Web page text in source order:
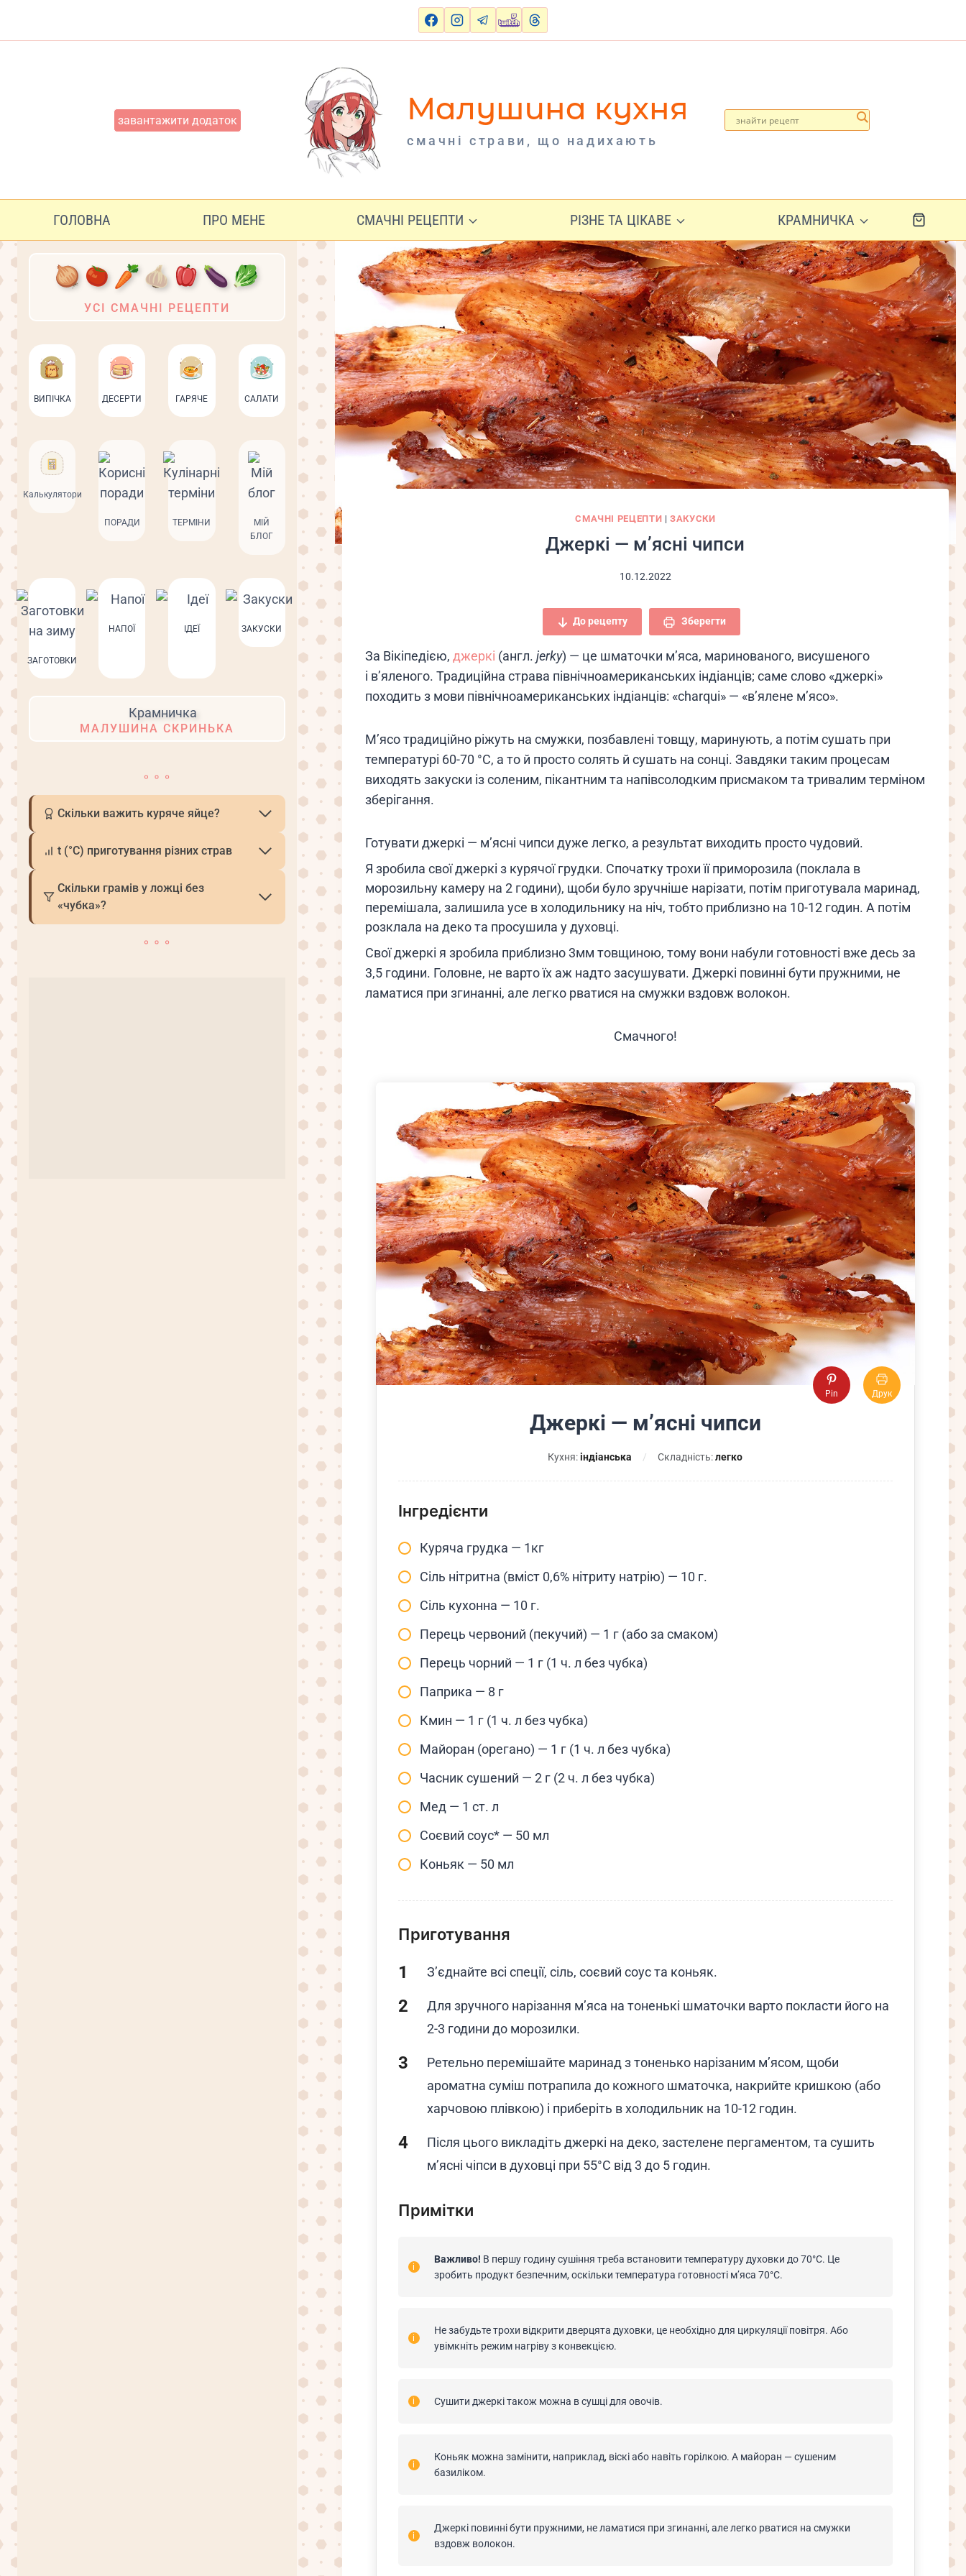
завантажити додаток Малушина кухня
cмачні страви, що надихають
ГОЛОВНА ПРО МЕНЕ СМАЧНІ РЕЦЕПТИ РІЗНЕ ТА ЦІКАВЕ КРАМНИЧКА
СМАЧНІ РЕЦЕПТИ |ЗАКУСКИ
Джеркі — м’ясні чипси
10.12.2022
До рецепту Зберегти
За Вікіпедією, джеркі (англ. jerky) — це шматочки м’яса, маринованого, висушеного
і в’яленого. Традиційна страва північноамериканських індіанців; саме слово «джеркі»
походить з мови північноамериканських індіанців: «charqui» — «в’ялене м’ясо».
М’ясо традиційно ріжуть на смужки, позбавлені товщу, маринують, а потім сушать при
температурі 60-70 °C, а то й просто солять й сушать на сонці. Завдяки таким процесам
виходять закуски із соленим, пікантним та напівсолодким присмаком та тривалим терміном
зберігання.
Готувати джеркі — м’ясні чипси дуже легко, а результат виходить просто чудовий.
Я зробила свої джеркі з курячої грудки. Спочатку трохи її приморозила (поклала в
морозильну камеру на 2 години), щоби було зручніше нарізати, потім приготувала маринад,
перемішала, залишила усе в холодильнику на ніч, тобто приблизно на 10-12 годин. А потім
розклала на деко та просушила у духовці.
Свої джеркі я зробила приблизно 3мм товщиною, тому вони набули готовності вже десь за
3,5 години. Головне, не варто їх аж надто засушувати. Джеркі повинні бути пружними, не
ламатися при згинанні, але легко рватися на смужки вздовж волокон.
Смачного!
Pin Друк
Джеркі — м’ясні чипси
Кухня:індіанська Складність:легко
Інгредієнти
Куряча грудка — 1кг
Сіль нітритна (вміст 0,6% нітриту натрію) — 10 г.
Сіль кухонна — 10 г.
Перець червоний (пекучий) — 1 г (або за смаком)
Перець чорний — 1 г (1 ч. л без чубка)
Паприка — 8 г
Кмин — 1 г (1 ч. л без чубка)
Майоран (орегано) — 1 г (1 ч. л без чубка)
Часник сушений — 2 г (2 ч. л без чубка)
Мед — 1 ст. л
Соєвий соус* — 50 мл
Коньяк — 50 мл
Приготування
З’єднайте всі спеції, сіль, соєвий соус та коньяк.
Для зручного нарізання м’яса на тоненькі шматочки варто покласти його на
2-3 години до морозилки.
Ретельно перемішайте маринад з тоненько нарізаним м’ясом, щоби
ароматна суміш потрапила до кожного шматочка, накрийте кришкою (або
харчовою плівкою) і приберіть в холодильник на 10-12 годин.
Після цього викладіть джеркі на деко, застелене пергаментом, та сушить
м’ясні чіпси в духовці при 55°С від 3 до 5 годин.
Примітки
Важливо! В першу годину сушіння треба встановити температуру духовки до 70°С. Це
зробить продукт безпечним, оскільки температура готовності м’яса 70°С.
Не забудьте трохи відкрити дверцята духовки, це необхідно для циркуляції повітря. Або
увімкніть режим нагріву з конвекцією.
Сушити джеркі також можна в сушці для овочів.
Коньяк можна замінити, наприклад, віскі або навіть горілкою. А майоран — сушеним
базиліком.
Джеркі повинні бути пружними, не ламатися при згинанні, але легко рватися на смужки
вздовж волокон.
УСІ СМАЧНІ РЕЦЕПТИ
ВИПІЧКА ДЕСЕРТИ ГАРЯЧЕ САЛАТИ
Калькулятори
ПОРАДИ ТЕРМІНИ
МІЙ
БЛОГ
ЗАГОТОВКИ
НАПОЇ ІДЕЇ ЗАКУСКИ
МАЛУШИНА СКРИНЬКА
Скільки важить куряче яйце?
t (°С) приготування різних страв
Скільки грамів у ложці без
«чубка»?